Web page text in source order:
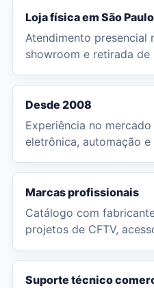
Loja física em São Paulo
Atendimento presencial
showroom e retirada de
Desde 2008
Experiência no
eletrônica, automação
Marcas profissionais
Catálogo com
projetos de CFTV,
Suporte técnico